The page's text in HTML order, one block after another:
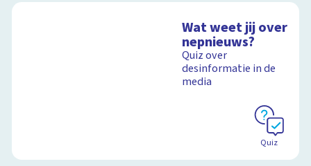
Wat weet jij over
nepnieuws?
Quiz over
desinformatie in de
media
Quiz